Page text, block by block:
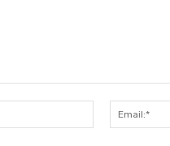
Nama:*